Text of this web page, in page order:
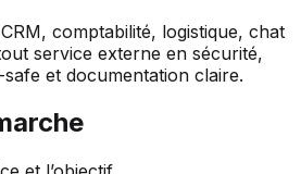
comptabilité, logistique, chat
service externe en sécurité,
et documentation claire.